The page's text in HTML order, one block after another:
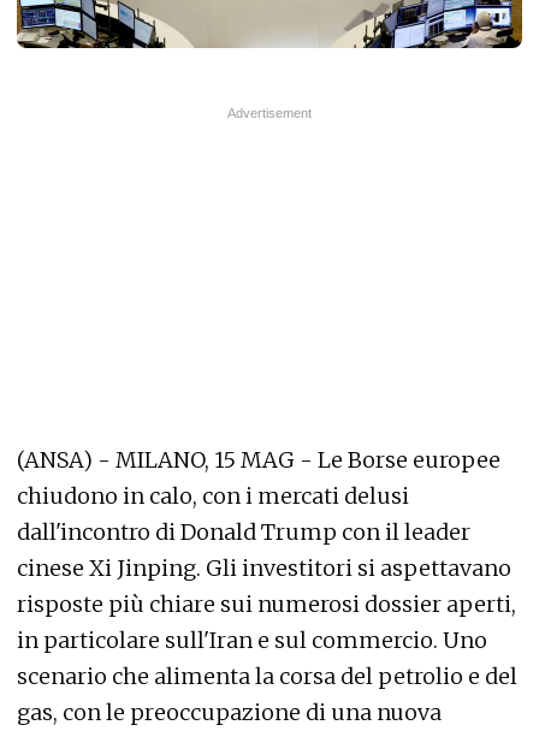
(ANSA) - MILANO, 15 MAG - Le Borse europee
chiudono in calo, con i mercati delusi
dall'incontro di Donald Trump con il leader
cinese Xi Jinping. Gli investitori si aspettavano
risposte più chiare sui numerosi dossier aperti,
in particolare sull'Iran e sul commercio. Uno
scenario che alimenta la corsa del petrolio e del
gas, con le preoccupazione di una nuova